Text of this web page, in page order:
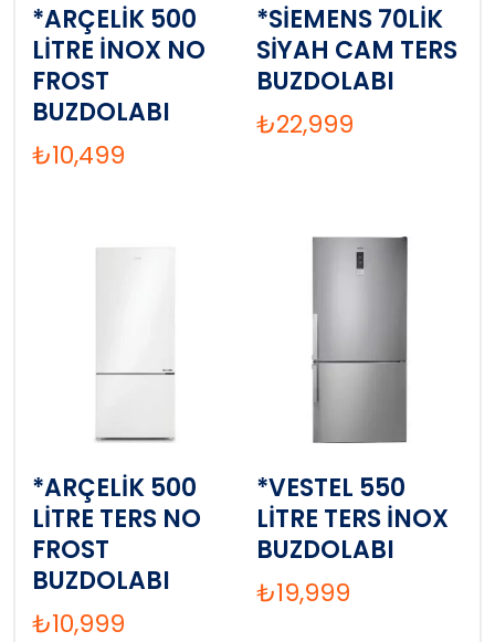
*ARÇELİK 500
LİTRE İNOX NO
FROST
BUZDOLABI
₺10,499
*SİEMENS 70LİK
SİYAH CAM TERS
BUZDOLABI
₺22,999
*ARÇELİK 500
LİTRE TERS NO
FROST
BUZDOLABI
₺10,999
*VESTEL 550
LİTRE TERS İNOX
BUZDOLABI
₺19,999